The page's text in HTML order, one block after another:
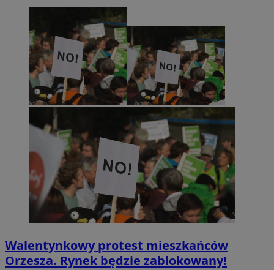
Walentynkowy protest mieszkańców
Orzesza. Rynek będzie zablokowany!